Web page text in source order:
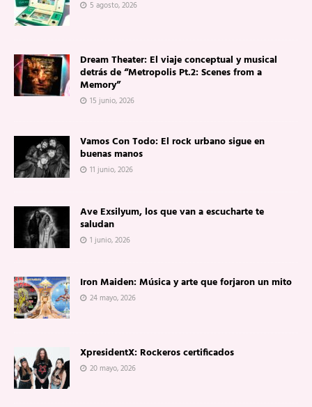
5 agosto, 2026
Dream Theater: El viaje conceptual y musical
detrás de “Metropolis Pt.2: Scenes from a
Memory”
15 junio, 2026
Vamos Con Todo: El rock urbano sigue en
buenas manos
11 junio, 2026
Ave Exsilyum, los que van a escucharte te
saludan
1 junio, 2026
Iron Maiden: Música y arte que forjaron un mito
24 mayo, 2026
XpresidentX: Rockeros certificados
20 mayo, 2026